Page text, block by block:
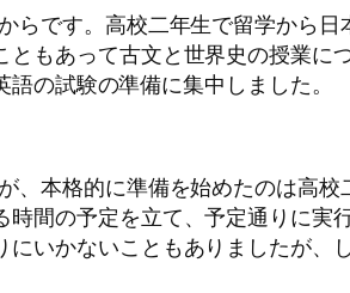
らです。高校二年生で留学から
もあって古文と世界史の授業に
の試験の準備に集中しました。
本格的に準備を始めたのは高
間の予定を立て、予定通りに実
いかないこともありましたが、